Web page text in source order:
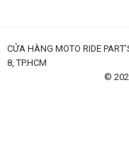
CỬA HÀNG MOTO RIDE
8, TP.HCM
©